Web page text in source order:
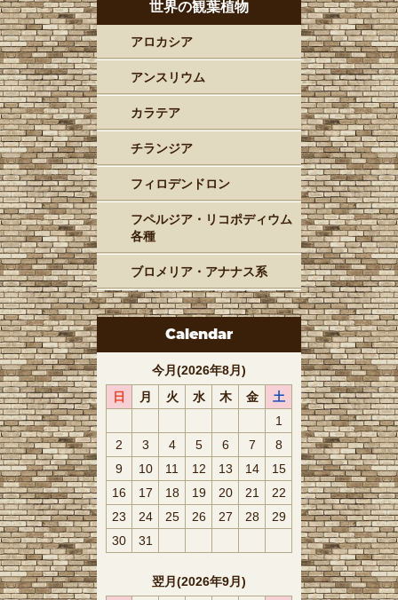
世界の観葉植物
アロカシア
アンスリウム
カラテア
チランジア
フィロデンドロン
フペルジア・リコポディウム
各種
ブロメリア・アナナス系
Calendar
今月(2026年8月)
日
月 火 水 木 金
土
1
2
3 4 5 6 7
8
9
10 11 12 13 14
15
16
17 18 19 20 21
22
23
24 25 26 27 28
29
30
31
翌月(2026年9月)